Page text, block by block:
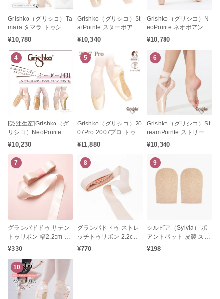
Grishko（グリシコ）Ta
mara タマラ トゥシュ
ーズ バレエ（Rシャン
ャンク）
¥10,780
Grishko（グリシコ）St
arPointe スターポアン
ト トゥシューズ バレエ
アムフレキシブル）
¥10,340
Grishko（グリシコ）N
eoPointe ネオポアント
トゥシューズ バレエ
ォーストシャンク）
¥10,780
4
[受注生産]Grishko（グ
リシコ）NeoPointe ネ
オポアント トゥシュー
¥10,230
5
Grishko（グリシコ）20
07Pro 2007プロ トゥシ
ューズ バレエ（消音加
工 / シャンクM / ミディ
アムシャンク）
¥11,880
6
Grishko（グリシコ）St
reamPointe ストリーム
ポアント トゥシューズ
バレエ（シャンクM / ミ
ディアムシャンク）
¥10,340
7
グランパドドゥ サテン
トゥリボン 幅2.2cm 長
さ250cm（1足分）
¥330
8
グランパドドゥ ストレ
ッチトゥリボン 2.2cm
幅 1足分 タイツに馴染
¥770
9
シルビア（Sylvia） ポ
アントパット 皮製 スエ
ード ポアントパット キ
¥198
10